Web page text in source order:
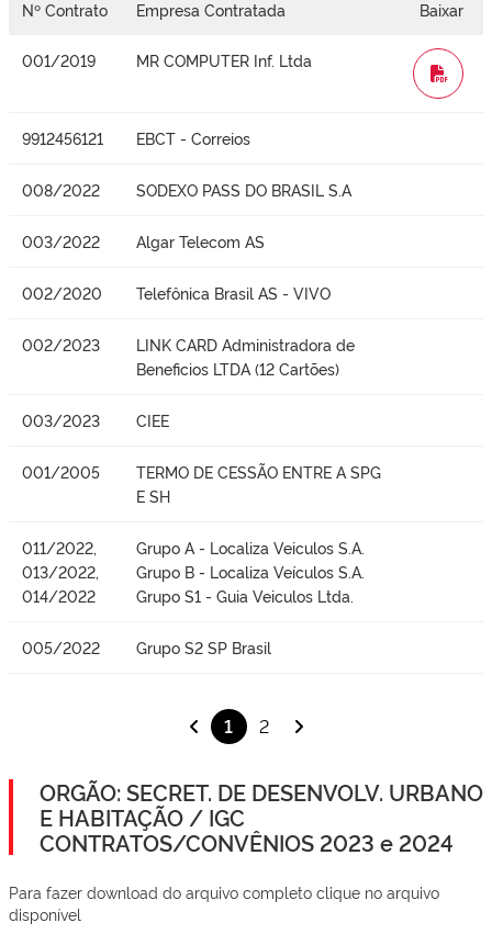
Nº Contrato Empresa Contratada Baixar
001/2019 MR COMPUTER Inf. Ltda
WORD
9912456121 EBCT - Correios
008/2022 SODEXO PASS DO BRASIL S.A
003/2022 Algar Telecom AS
002/2020 Telefônica Brasil AS - VIVO
002/2023
LINK CARD Administradora de
Beneficios LTDA (12 Cartões)
003/2023 CIEE
001/2005
TERMO DE CESSÃO ENTRE A SPG
E SH
011/2022,
013/2022,
014/2022
Grupo A - Localiza Veiculos S.A.
Grupo B - Localiza Veículos S.A.
Grupo S1 - Guia Veiculos Ltda.
005/2022 Grupo S2 SP Brasil
1 2
ORGÃO: SECRET. DE DESENVOLV. URBANO
E HABITAÇÃO / IGC
CONTRATOS/CONVÊNIOS 2023 e 2024
Para fazer download do arquivo completo clique no arquivo
disponível